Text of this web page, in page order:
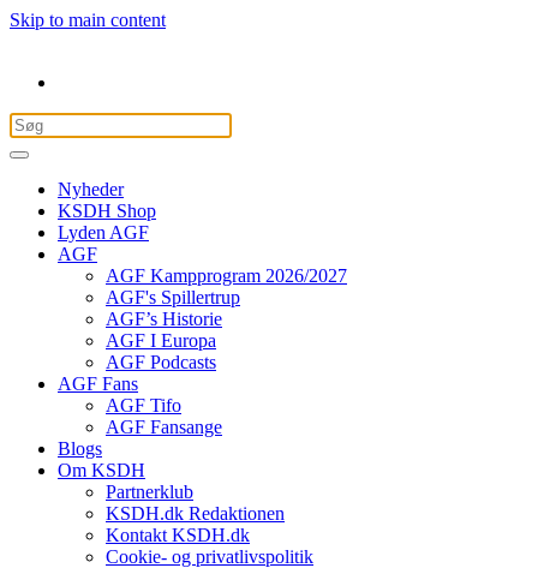
Skip to main content
Nyheder
KSDH Shop
Lyden AGF
AGF
AGF Kampprogram 2026/2027
AGF's Spillertrup
AGF’s Historie
AGF I Europa
AGF Podcasts
AGF Fans
AGF Tifo
AGF Fansange
Blogs
Om KSDH
Partnerklub
KSDH.dk Redaktionen
Kontakt KSDH.dk
Cookie- og privatlivspolitik